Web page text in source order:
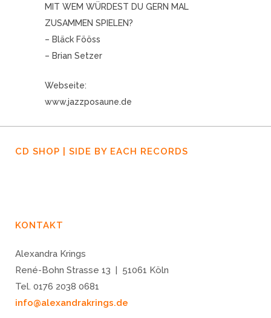
MIT WEM WÜRDEST DU GERN MAL
ZUSAMMEN SPIELEN?
– Bläck Fööss
– Brian Setzer
Webseite:
www.jazzposaune.de
CD SHOP | SIDE BY EACH RECORDS
KONTAKT
Alexandra Krings
René-Bohn Strasse 13 | 51061 Köln
Tel. 0176 2038 0681
info@alexandrakrings.de